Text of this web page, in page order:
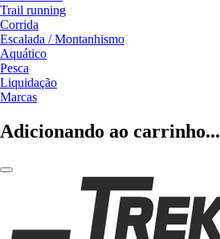
Trail running
Corrida
Escalada / Montanhismo
Aquático
Pesca
Liquidação
Marcas
Adicionando ao carrinho...